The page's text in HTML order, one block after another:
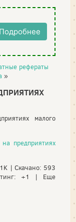
Подробнее
рефераты
»
малого
предприятиях
| Скачано: 593
+1 | Еще